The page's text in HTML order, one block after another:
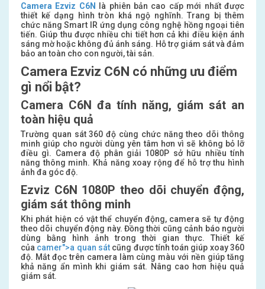
Camera Ezviz C6N
là phiên bản cao cấp mới nhất được
thiết kế dạng hình tròn khá ngộ nghĩnh. Trang bị thêm
chức năng Smart IR ứng dụng công nghệ hồng ngoại tiên
tiến. Giúp thu được nhiều chi tiết hơn cả khi điều kiện ánh
sáng mờ hoặc không đủ ánh sáng. Hỗ trợ giám sát và đảm
bảo an toàn cho con người, tài sản.
Camera Ezviz C6N có những ưu điểm
gì nổi bật?
Camera C6N đa tính năng, giám sát an
toàn hiệu quả
Trường quan sát 360 độ cùng chức năng theo dõi thông
minh giúp cho người dùng yên tâm hơn vì sẽ không bỏ lỡ
điều gì. Camera độ phân giải 1080P sở hữu nhiều tính
năng thông minh. Khả năng xoay rộng để hỗ trợ thu hình
ảnh đa góc độ.
Ezviz C6N 1080P theo dõi chuyển động,
giám sát thông minh
Khi phát hiện có vật thể chuyển động, camera sẽ tự động
theo dõi chuyển động này. Đồng thời cũng cảnh báo người
dùng bằng hình ảnh trong thời gian thực. Thiết kế
của camer">a quan sátcũng được tính toán giúp xoay 360
độ. Mắt đọc trên camera làm cùng màu với nền giúp tăng
khả năng ẩn mình khi giám sát. Nâng cao hơn hiệu quả
giám sát.